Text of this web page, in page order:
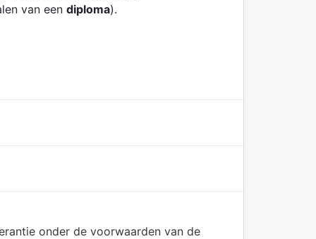
van een diploma).
onder de voorwaarden van de